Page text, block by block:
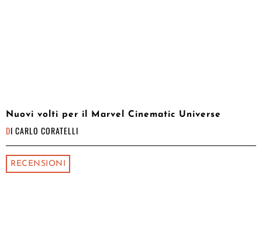
Nuovi volti per il Marvel Cinematic Universe
DI CARLO CORATELLI
RECENSIONI